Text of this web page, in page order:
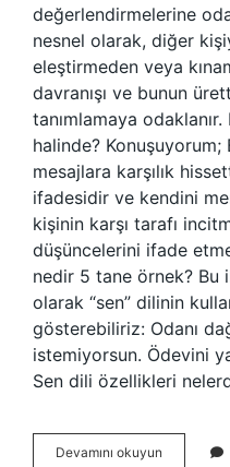
değerlendirmelerine
nesnel olarak, diğer
eleştirmeden veya
davranışı ve bunun
tanımlamaya
halinde?
mesajlara karşılık
ifadesidir ve kendini
kişinin karşı tarafı
düşüncelerini ifade
nedir 5 tane örnek? Bu
olarak “sen” dilinin
gösterebiliriz: Odanı
istemiyorsun. Ödevini
Sen dili özellikleri
Devamını okuyun